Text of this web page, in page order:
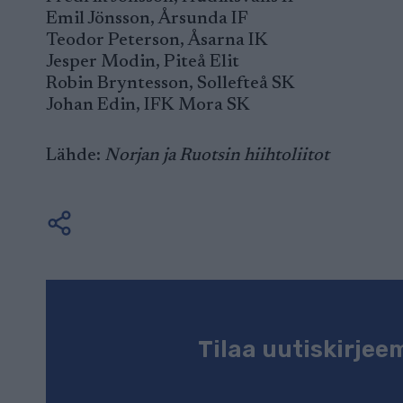
Emil Jönsson, Årsunda IF
Teodor Peterson, Åsarna IK
Jesper Modin, Piteå Elit
Robin Bryntesson, Sollefteå SK
Johan Edin, IFK Mora SK
Lähde: Norjan ja Ruotsin hiihtoliitot
Tilaa